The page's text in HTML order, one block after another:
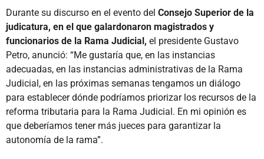
Durante su discurso en el evento del Consejo Superior de la
judicatura, en el que galardonaron magistrados y
funcionarios de la Rama Judicial, el presidente Gustavo
Petro, anunció: “Me gustaría que, en las instancias
adecuadas, en las instancias administrativas de la Rama
Judicial, en las próximas semanas tengamos un diálogo
para establecer dónde podríamos priorizar los recursos de la
reforma tributaria para la Rama Judicial. En mi opinión es
que deberíamos tener más jueces para garantizar la
autonomía de la rama”.